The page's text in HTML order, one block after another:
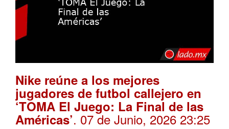
Nike reúne a los mejores
jugadores de futbol callejero en
‘TOMA El Juego: La Final de las
Américas’. 07 de Junio, 2026 23:25